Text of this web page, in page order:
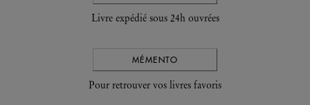
Livre expédié sous 24h ouvrées
MÉMENTO
Pour retrouver vos livres favoris